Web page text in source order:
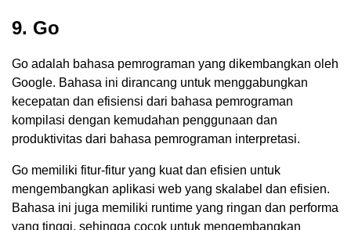
9. Go
Go adalah bahasa pemrograman yang dikembangkan oleh
Google. Bahasa ini dirancang untuk menggabungkan
kecepatan dan efisiensi dari bahasa pemrograman
kompilasi dengan kemudahan penggunaan dan
produktivitas dari bahasa pemrograman interpretasi.
Go memiliki fitur-fitur yang kuat dan efisien untuk
mengembangkan aplikasi web yang skalabel dan efisien.
Bahasa ini juga memiliki runtime yang ringan dan performa
yang tinggi, sehingga cocok untuk mengembangkan